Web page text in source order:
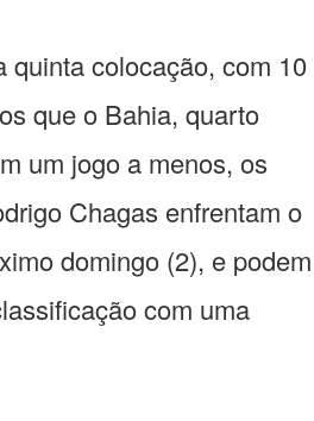
quinta colocação, com 10
que o Bahia, quarto
um jogo a menos, os
Chagas enfrentam o
domingo (2), e podem
com uma